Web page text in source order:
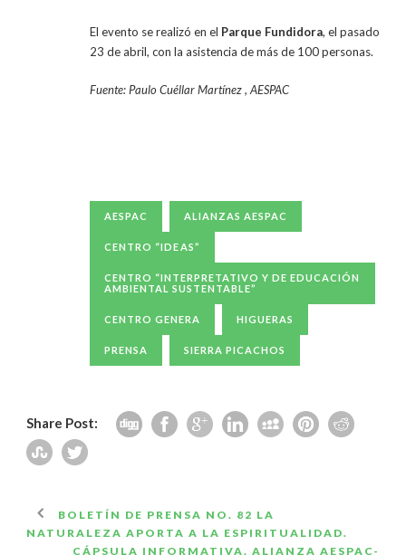
El evento se realizó en el Parque Fundidora, el pasado
23 de abril, con la asistencia de más de 100 personas.
Fuente: Paulo Cuéllar Martínez , AESPAC
AESPAC ALIANZAS AESPAC
CENTRO “IDEAS”
CENTRO “INTERPRETATIVO Y DE EDUCACIÓN
AMBIENTAL SUSTENTABLE”
CENTRO GENERA HIGUERAS
PRENSA SIERRA PICACHOS
Share Post:
BOLETÍN DE PRENSA NO. 82 LA
NATURALEZA APORTA A LA ESPIRITUALIDAD.
CÁPSULA INFORMATIVA. ALIANZA AESPAC-